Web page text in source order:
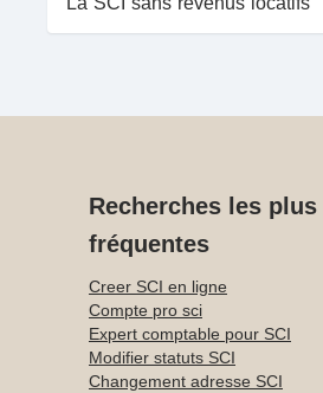
Recherches les plus
fréquentes
Creer SCI en ligne
Compte pro sci
Expert comptable pour SCI
Modifier statuts SCI
Changement adresse SCI